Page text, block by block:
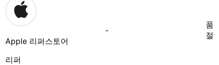
Apple 리퍼스토어
리퍼
-
품
절